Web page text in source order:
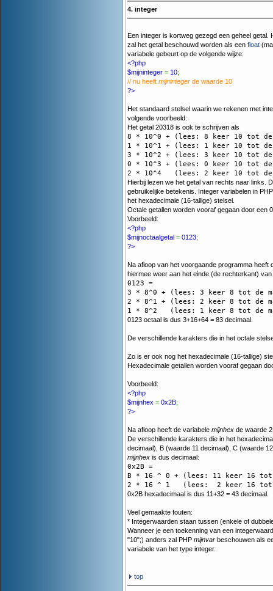
4. integer
Een integer is kortweg gezegd een geheel
zal het getal beschouwd worden als een float
variabele gebeurt op de volgende wijze:
<?php
$mijninteger = 10;
// nu heeft mijninteger de waarde 10
?>
Het standaard stelsel waarin we rekenen met
volgende voorbeeld:
Het getal 20318 is ook te schrijven als
8 * 10^0 + (lees: 8 keer 10 tot
1 * 10^1 + (lees: 1 keer 10 tot
3 * 10^2 + (lees: 3 keer 10 tot
0 * 10^3 + (lees: 0 keer 10 tot
Hierbij lezen we het getal van rechts naar links.
gebruikelijke betekenis. Integer variabelen in
het hexadecimale (16-tallige) stelsel.
Octale getallen worden vooraf gegaan door een
Voorbeeld:
<?php
$mijnoctaalgetal = 0123;
?>
Na afloop van het voorgaande programma heeft
hiermee weer aan het einde (de rechterkant)
0123 =
3 * 8^0 + (lees: 3 keer 8 tot de
2 * 8^1 + (lees: 2 keer 8 tot de
0123 octaal is dus 3+16+64 = 83 decimaal.
De verschillende karakters die in het octale
Zo is er ook nog het hexadecimale (16-tallige)
Hexadecimale getallen worden vooraf gegaan
Voorbeeld:
<?php
$mijnhex = 0x2B;
?>
Na afloop heeft de variabele mijnhex de waarde
De verschillende karakters die in het
decimaal), B (waarde 11 decimaal), C (waarde
mijnhex is dus decimaal:
0x2B =
B * 16 ^ 0 + (lees: 11 keer 16
0x2B hexadecimaal is dus 11+32 = 43 decimaal.
Veel gemaakte fouten:
* Integerwaarden staan tussen (enkele of
Wanneer je een toekenning van een
"10";) anders zal PHP mijnvar beschouwen als
variabele van het type integer.
top